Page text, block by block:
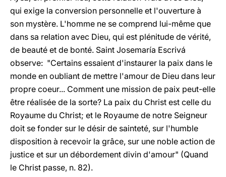
qui exige la conversion personnelle et l'ouverture à
son mystère. L'homme ne se comprend lui-même que
dans sa relation avec Dieu, qui est plénitude de vérité,
de beauté et de bonté. Saint Josemaría Escrivá
observe: "Certains essaient d'instaurer la paix dans le
monde en oubliant de mettre l'amour de Dieu dans leur
propre coeur... Comment une mission de paix peut-elle
être réalisée de la sorte? La paix du Christ est celle du
Royaume du Christ; et le Royaume de notre Seigneur
doit se fonder sur le désir de sainteté, sur l'humble
disposition à recevoir la grâce, sur une noble action de
justice et sur un débordement divin d'amour" (Quand
le Christ passe, n. 82).